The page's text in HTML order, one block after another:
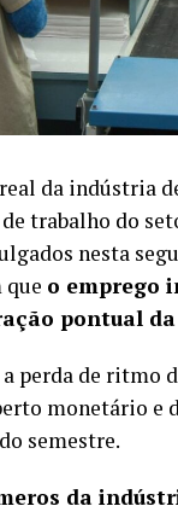
da indústria
trabalho do
nesta
que o emprego
pontual
a perda de
monetário e
semestre.
da